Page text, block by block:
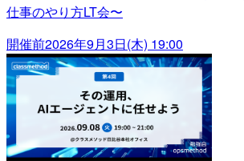
仕事のやり方LT会〜
開催前2026年9月3日(木) 19:00